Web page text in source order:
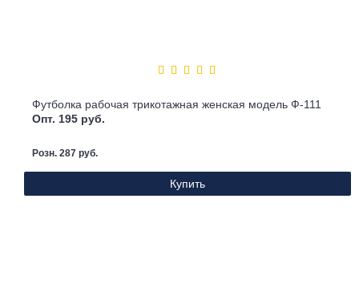
Футболка рабочая трикотажная женская модель Ф-111
Опт. 195 руб.
Розн. 287 руб.
Купить